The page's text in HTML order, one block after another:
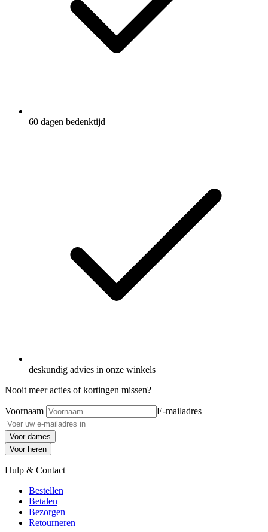
60 dagen bedenktijd
deskundig advies in onze winkels
Nooit meer acties of kortingen missen?
Voornaam E-mailadres
Voor dames
Voor heren
Hulp & Contact
Bestellen
Betalen
Bezorgen
Retourneren